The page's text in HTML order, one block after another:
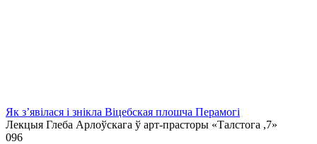
Як з’явілася і знікла Віцебская плошча Перамогі
Лекцыя Глеба Арлоўскага ў арт-прасторы «Талстога ,7»
096